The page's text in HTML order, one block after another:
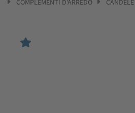
COMPLEMENTI D'ARREDO